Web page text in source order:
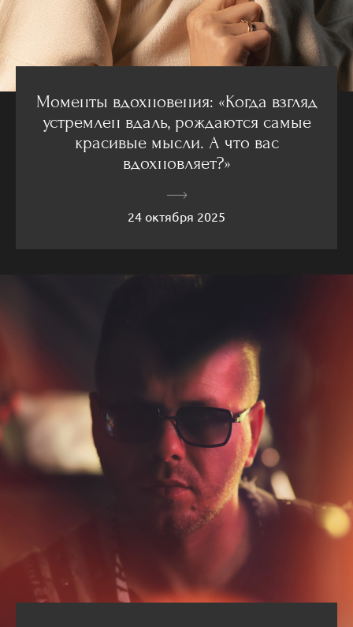
Моменты вдохновения: «Когда взгляд
устремлен вдаль, рождаются самые
красивые мысли. А что вас
вдохновляет?»
24 октября 2025